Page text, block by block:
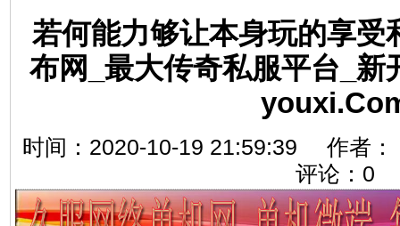
若何能力够让本身玩的享受
布网_最大传奇私服平台_新
时间：2020-10-19 21:59:39 作
评论： 0